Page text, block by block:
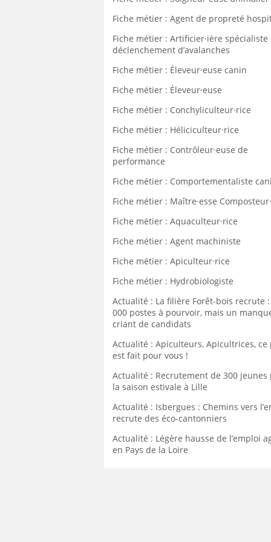
Fiche métier : Agent de propreté
Fiche métier : Artificier·ière spécialiste
déclenchement d’avalanches
Fiche métier : Éleveur·euse canin
Fiche métier : Éleveur·euse
Fiche métier : Conchyliculteur·rice
Fiche métier : Héliciculteur·rice
Fiche métier : Contrôleur·euse de
performance
Fiche métier : Comportementaliste
Fiche métier : Maître·esse
Fiche métier : Aquaculteur·rice
Fiche métier : Agent machiniste
Fiche métier : Apiculteur·rice
Fiche métier : Hydrobiologiste
Actualité : La filière Forêt-bois recrute
000 postes à pourvoir, mais un
criant de candidats
Actualité : Apiculteurs, Apicultrices, ce
est fait pour vous !
Actualité : Recrutement de 300 jeunes
la saison estivale à Lille
Actualité : Isbergues : Chemins vers
recrute des éco-cantonniers
Actualité : Légère hausse de l’emploi
en Pays de la Loire